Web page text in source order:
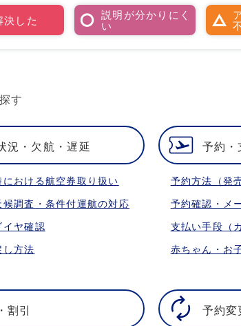
決した
説明が分かりにく
い
す
況・欠航・遅延
における航空券取り扱い
候調査・条件付運航の対応
イヤ確認
し方法
予約・
予約方法（発
予約確認・メ
支払い手段（
赤ちゃん・お
割引 予約変